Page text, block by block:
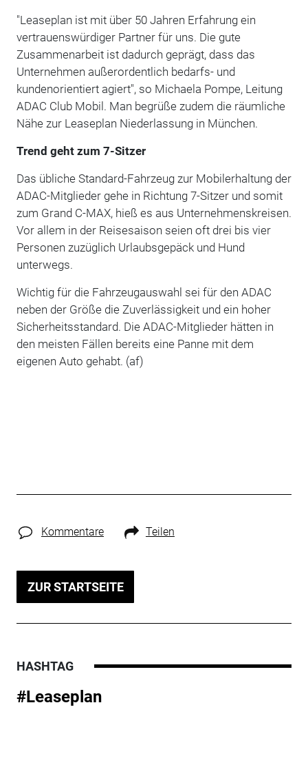
"Leaseplan ist mit über 50 Jahren Erfahrung ein
vertrauenswürdiger Partner für uns. Die gute
Zusammenarbeit ist dadurch geprägt, dass das
Unternehmen außerordentlich bedarfs- und
kundenorientiert agiert", so Michaela Pompe, Leitung
ADAC Club Mobil. Man begrüße zudem die räumliche
Nähe zur Leaseplan Niederlassung in München.
Trend geht zum 7-Sitzer
Das übliche Standard-Fahrzeug zur Mobilerhaltung der
ADAC-Mitglieder gehe in Richtung 7-Sitzer und somit
zum Grand C-MAX, hieß es aus Unternehmenskreisen.
Vor allem in der Reisesaison seien oft drei bis vier
Personen zuzüglich Urlaubsgepäck und Hund
unterwegs.
Wichtig für die Fahrzeugauswahl sei für den ADAC
neben der Größe die Zuverlässigkeit und ein hoher
Sicherheitsstandard. Die ADAC-Mitglieder hätten in
den meisten Fällen bereits eine Panne mit dem
eigenen Auto gehabt. (af)
Kommentare Teilen
ZUR STARTSEITE
HASHTAG
#Leaseplan